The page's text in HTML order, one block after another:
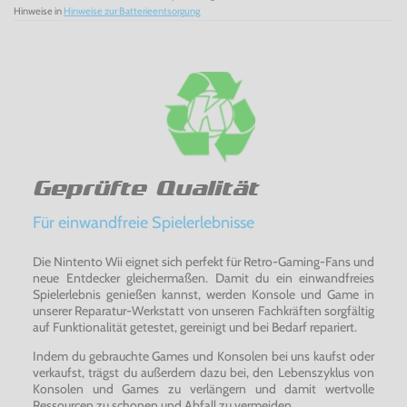
Spieler so, die flüssigsten Kämpfe in der Seriengeschichte
zu bestreiten. Spieler können sog. Heat Actions für
heftige Spezialattacken nutzen oder Umgebungsobjekte
zweckentfremden, um ihre Gegner fertig zu machen.
Zwei pulsierende Städte zum Leben erweckt
Kiryu und Majima treffen auf ihrem Weg viele abgefahrene
Persönlichkeiten aus Tokio und Osaka. Da wundert es
niemanden, dass die beiden sowohl absurde als auch
herzerwärmende Geschichten aus dem Rotlichtmilieu
Mal helfen sie einer befreundeten Domina bei Jobfragen,
mal unterstützen sie einen Straßenkünstler rechtzeitig die
Toilette zu erreichen. Unglaubliche 100 Geschichten
warten
auf ihre Entdeckung
Die feinsten Freizeitaktivitäten, die das Japan der 1980er
Jahre bietet
Eines der Hauptfeatures, die die Yakuza-Reihe zu bieten
Hinweise in Hinweise zur Batterieentsorgung
Geprüfte Qualität
Für einwandfreie Spielerlebnisse
Die Nintento Wii eignet sich perfekt für Retro-Gaming-Fans und
neue Entdecker gleichermaßen. Damit du ein einwandfreies
Spielerlebnis genießen kannst, werden Konsole und Game in
unserer Reparatur-Werkstatt von unseren Fachkräften sorgfältig
auf Funktionalität getestet, gereinigt und bei Bedarf repariert.
Indem du gebrauchte Games und Konsolen bei uns kaufst oder
verkaufst, trägst du außerdem dazu bei, den Lebenszyklus von
Konsolen und Games zu verlängern und damit wertvolle